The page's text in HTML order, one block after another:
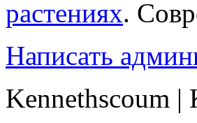
растениях.
Написать
Kennethscoum |